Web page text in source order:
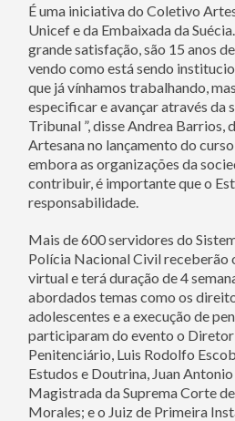
É uma iniciativa do Coletivo
Unicef ​​​​e da Embaixada da
grande satisfação, são 15 anos
vendo como está sendo
que já vínhamos trabalhando,
especificar e avançar através da
Tribunal ”, disse Andrea
Artesana no lançamento do
embora as organizações da
contribuir, é importante que o
responsabilidade.
Mais de 600 servidores do
Polícia Nacional Civil receberão
virtual e terá duração de 4
abordados temas como os
adolescentes e a execução de
participaram do evento o Diretor
Penitenciário, Luis Rodolfo
Estudos e Doutrina, Juan
Magistrada da Suprema Corte
Morales; e o Juiz de Primeira